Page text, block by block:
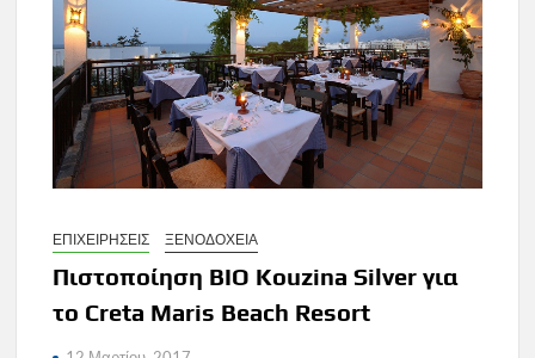
ΕΠΙΧΕΙΡΗΣΕΙΣ ΞΕΝΟΔΟΧΕΙΑ
Πιστοποίηση BIO Kouzina Silver για
το Creta Maris Beach Resort